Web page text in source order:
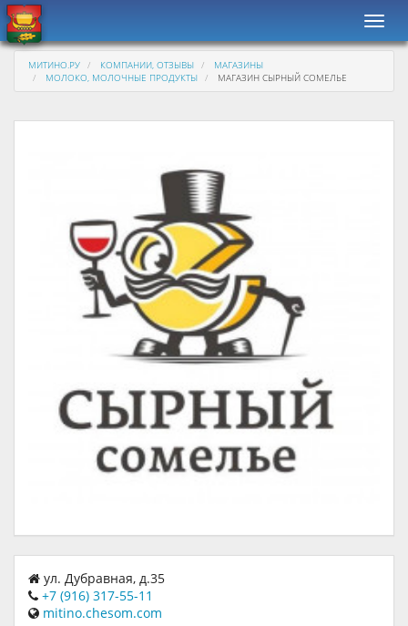
МИТИНО.РУ КОМПАНИИ, ОТЗЫВЫ
МАГАЗИНЫ
МОЛОКО, МОЛОЧНЫЕ ПРОДУКТЫ
МАГАЗИН СЫРНЫЙ СОМЕЛЬЕ
ул. Дубравная, д.35
+7 (916) 317-55-11
mitino.chesom.com